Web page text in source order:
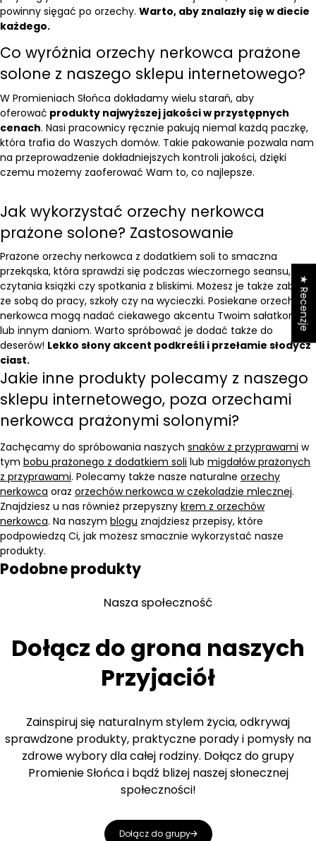
powinny sięgać po orzechy. Warto, aby znalazły się w diecie
każdego.
Co wyróżnia orzechy nerkowca prażone
solone z naszego sklepu internetowego?
W Promieniach Słońca dokładamy wielu starań, aby
oferować produkty najwyższej jakości w przystępnych
cenach. Nasi pracownicy ręcznie pakują niemal każdą paczkę,
która trafia do Waszych domów. Takie pakowanie pozwala nam
na przeprowadzenie dokładniejszych kontroli jakości, dzięki
czemu możemy zaoferować Wam to, co najlepsze.
Jak wykorzystać orzechy nerkowca
prażone solone? Zastosowanie
Prażone orzechy nerkowca z dodatkiem soli to smaczna
przekąska, która sprawdzi się podczas wieczornego seansu,
czytania książki czy spotkania z bliskimi. Możesz je także zabrać
ze sobą do pracy, szkoły czy na wycieczki. Posiekane orzechy
nerkowca mogą nadać ciekawego akcentu Twoim sałatkom
lub innym daniom. Warto spróbować je dodać także do
deserów! Lekko słony akcent podkreśli i przełamie słodycz
ciast.
Jakie inne produkty polecamy z naszego
sklepu internetowego, poza orzechami
nerkowca prażonymi solonymi?
Zachęcamy do spróbowania naszych snaków z przyprawami w
tym bobu prażonego z dodatkiem soli lub migdałów prażonych
z przyprawami. Polecamy także nasze naturalne orzechy
nerkowca oraz orzechów nerkowca w czekoladzie mlecznej.
Znajdziesz u nas również przepyszny krem z orzechów
nerkowca. Na naszym blogu znajdziesz przepisy, które
podpowiedzą Ci, jak możesz smacznie wykorzystać nasze
produkty.
Podobne produkty
Nasza społeczność
Dołącz do grona naszych
Przyjaciół
Zainspiruj się naturalnym stylem życia, odkrywaj
sprawdzone produkty, praktyczne porady i pomysły na
zdrowe wybory dla całej rodziny. Dołącz do grupy
Promienie Słońca i bądź bliżej naszej słonecznej
społeczności!
Dołącz do grupy
★ Recenzje